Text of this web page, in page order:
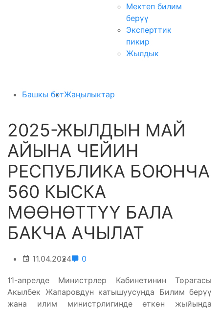
Мектеп билим
берүү
Эксперттик
пикир
Жылдык
Башкы бетЖаңылыктар
2025-ЖЫЛДЫН МАЙ
АЙЫНА ЧЕЙИН
РЕСПУБЛИКА БОЮНЧА
560 КЫСКА
МӨӨНӨТТҮҮ БАЛА
БАКЧА АЧЫЛАТ
11.04.2024 0
11-апрелде Министрлер Кабинетинин Төрагасы
Акылбек Жапаровдун катышуусунда Билим берүү
жана илим министрлигинде өткөн жыйында